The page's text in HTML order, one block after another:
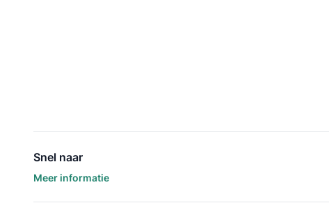
Snel naar
Meer informatie